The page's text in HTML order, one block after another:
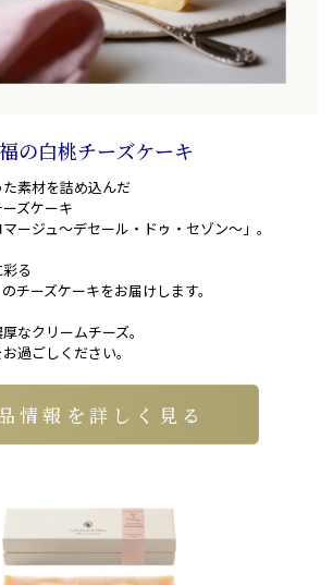
の白桃チーズケーキ
素材を詰め込んだ
ズケーキ
ージュ〜デセール・ドゥ・セゾン〜」。
る
チーズケーキをお届けします。
なクリームチーズ。
過ごしください。
情報を詳しく見る